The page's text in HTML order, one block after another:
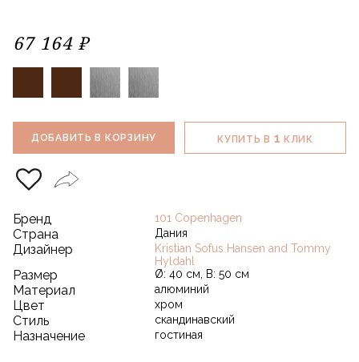
67 164 ₽
ДОБАВИТЬ В КОРЗИНУ КУПИТЬ В 1 КЛИК
Бренд 101 Copenhagen
Страна Дания
Дизайнер
Kristian Sofus Hansen and Tommy
Hyldahl
Размер Ø: 40 см, В: 50 см
Материал алюминий
Цвет хром
Стиль скандинавский
Назначение гостиная